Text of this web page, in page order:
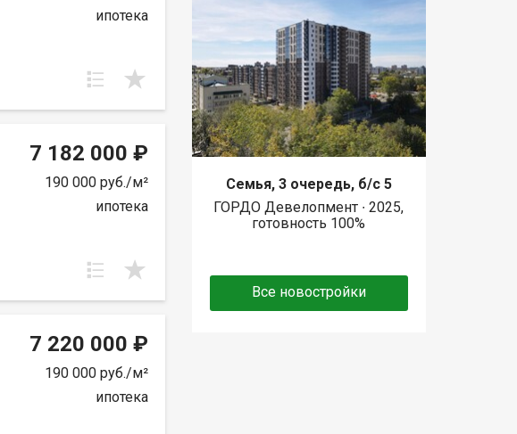
ипотека
7 182 000 ₽
190 000 руб./м²
ипотека
7 220 000 ₽
190 000 руб./м²
ипотека
Семья, 3 очередь, б/с 5
ГОРДО Девелопмент ∙ 2025,
готовность 100%
Все новостройки